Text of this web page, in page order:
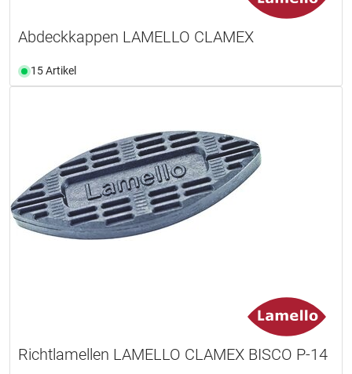
Abdeckkappen LAMELLO CLAMEX
15 Artikel
Richtlamellen LAMELLO CLAMEX BISCO P-14